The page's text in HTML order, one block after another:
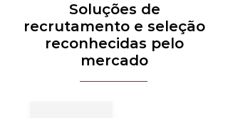
Soluções de
recrutamento e seleção
reconhecidas pelo
mercado